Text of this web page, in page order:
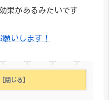
果があるみたいです
いします！